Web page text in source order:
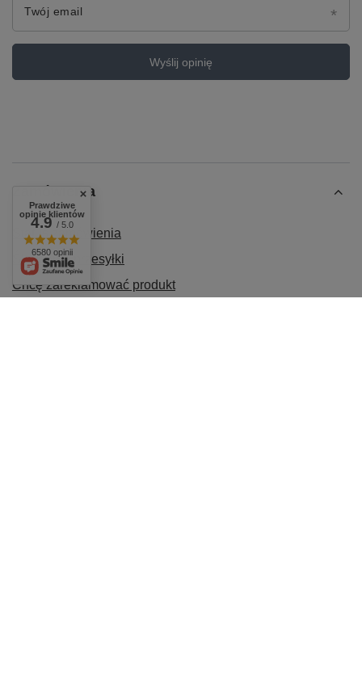
Twój email
Wyślij opinię
Zamówienia
Status zamówienia
Śledzenie przesyłki
Chcę zareklamować produkt
Prawdziwe
opinie klientów
4.9/ 5.0
6580 opinii